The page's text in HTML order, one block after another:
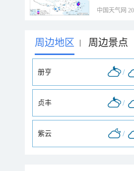
中国天气网
周边地区 | 周边景点
册亨 /
贞丰 /
紫云 /